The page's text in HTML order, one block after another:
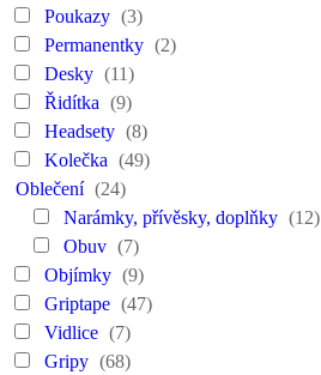
Poukazy (3)
Permanentky (2)
Desky (11)
Řidítka (9)
Headsety (8)
Kolečka (49)
Oblečení (24)
Narámky, přívěsky, doplňky (12)
Obuv (7)
Objímky (9)
Griptape (47)
Vidlice (7)
Gripy (68)